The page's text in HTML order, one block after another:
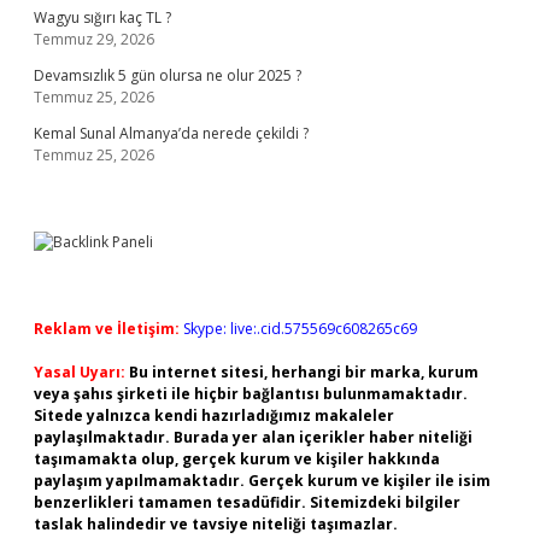
Wagyu sığırı kaç TL ?
Temmuz 29, 2026
Devamsızlık 5 gün olursa ne olur 2025 ?
Temmuz 25, 2026
Kemal Sunal Almanya’da nerede çekildi ?
Temmuz 25, 2026
Reklam ve İletişim: Skype: live:.cid.575569c608265c69
Yasal Uyarı: Bu internet sitesi, herhangi bir marka, kurum
veya şahıs şirketi ile hiçbir bağlantısı bulunmamaktadır.
Sitede yalnızca kendi hazırladığımız makaleler
paylaşılmaktadır. Burada yer alan içerikler haber niteliği
taşımamakta olup, gerçek kurum ve kişiler hakkında
paylaşım yapılmamaktadır. Gerçek kurum ve kişiler ile isim
benzerlikleri tamamen tesadüfidir. Sitemizdeki bilgiler
taslak halindedir ve tavsiye niteliği taşımazlar.